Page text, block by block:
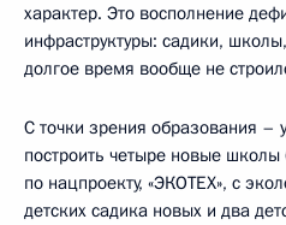
характер. Это восполнение
инфраструктуры: садики,
долгое время вообще не
С точки зрения образования –
построить четыре новые
по нацпроекту, «ЭКОТЕХ», с
детских садика новых и два